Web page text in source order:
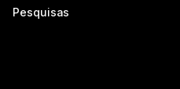
Pesquisas